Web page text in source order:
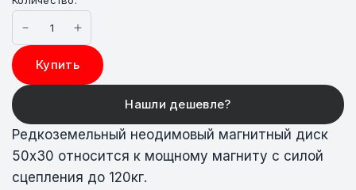
Купить
Редкоземельный неодимовый магнитный диск
50х30 относится к мощному магниту с силой
сцепления до 120кг.